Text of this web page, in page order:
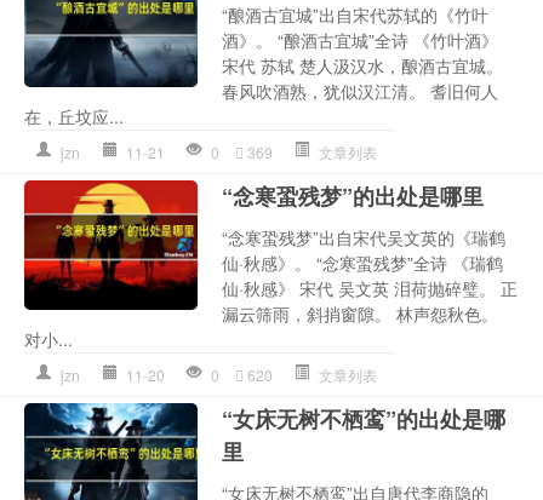
“酿酒古宜城”出自宋代苏轼的《竹叶
酒》。 “酿酒古宜城”全诗 《竹叶酒》
宋代 苏轼 楚人汲汉水，酿酒古宜城。
春风吹酒熟，犹似汉江清。 耆旧何人
在，丘坟应...
jzn 11-21 0 369 文章列表
“念寒蛩残梦”的出处是哪里
“念寒蛩残梦”出自宋代吴文英的《瑞鹤
仙·秋感》。 “念寒蛩残梦”全诗 《瑞鹤
仙·秋感》 宋代 吴文英 泪荷抛碎璧。 正
漏云筛雨，斜捎窗隙。 林声怨秋色。
对小...
jzn 11-20 0 620 文章列表
“女床无树不栖鸾”的出处是哪
里
“女床无树不栖鸾”出自唐代李商隐的